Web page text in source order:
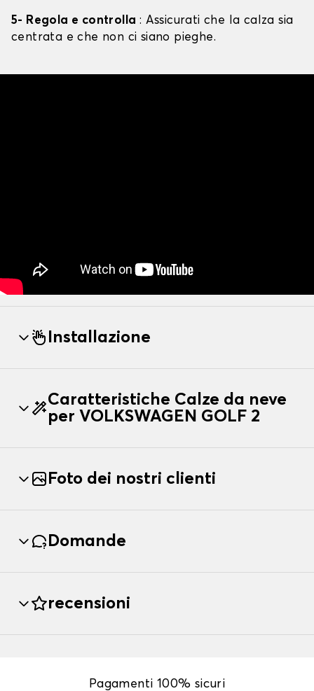
5- Regola e controlla : Assicurati che la calza sia
centrata e che non ci siano pieghe.
Installazione
Caratteristiche Calze da neve
per VOLKSWAGEN GOLF 2
Foto dei nostri clienti
Domande
recensioni
Pagamenti 100% sicuri